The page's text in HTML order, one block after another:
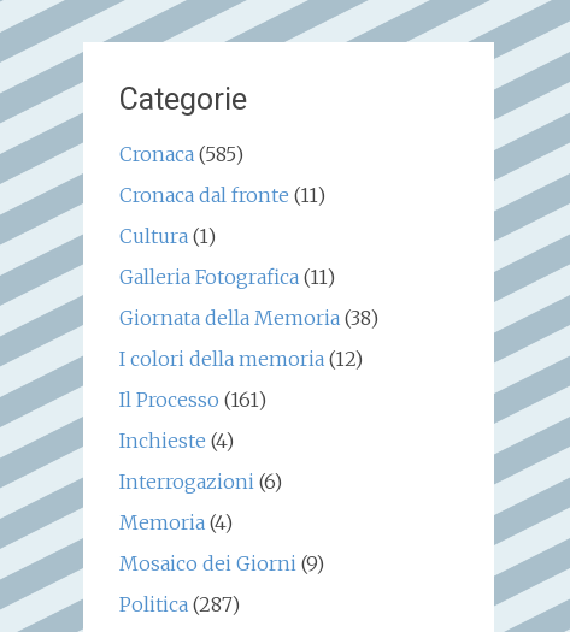
Categorie
Cronaca(585)
Cronaca dal fronte (11)
Cultura(1)
Galleria Fotografica(11)
Giornata della Memoria(38)
I colori della memoria(12)
Il Processo (161)
Inchieste (4)
Interrogazioni(6)
Memoria(4)
Mosaico dei Giorni(9)
Politica(287)